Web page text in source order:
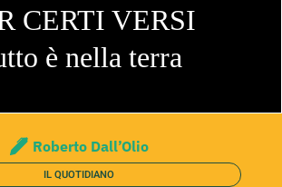
CERTI VERSI
è nella terra
Roberto Dall’Olio
IL QUOTIDIANO